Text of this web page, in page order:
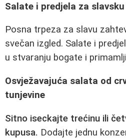
Salate i predjela za
Posna trpeza za slavu
svečan izgled. Salate i
u stvaranju bogate i
Osvježavajuća salata od
tunjevine
Sitno iseckajte trećinu ili
kupusa. Dodajte jednu